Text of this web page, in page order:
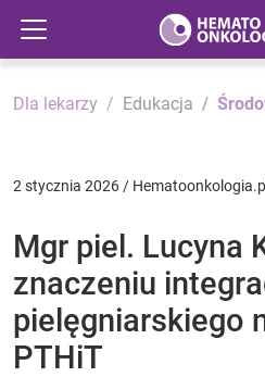
Dla lekarzy Edukacja
2 stycznia 2026 / Hematoonkologia.pl
Mgr piel. Lucyna
znaczeniu
pielęgniarskiego
PTHiT